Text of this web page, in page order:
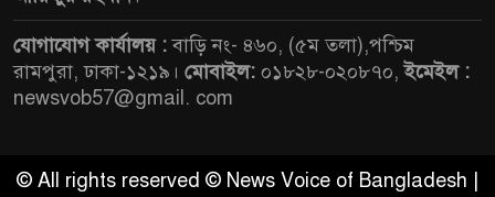
যোগাযোগ কার্যালয় :বাড়ি নং- ৪৬০, (৫ম তলা),পশ্চিম
রামপুরা, ঢাকা-১২১৯। মোবাইল: ০১৮২৮-০২০৮৭০,ইমেইল :
newsvob57@gmail. com
© All rights reserved © News Voice of Bangladesh |